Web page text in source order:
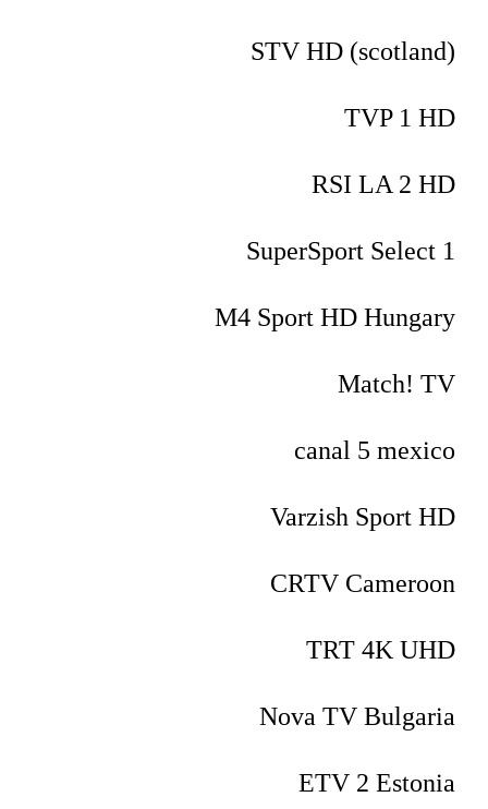
STV HD (scotland)
TVP 1 HD
RSI LA 2 HD
SuperSport Select 1
M4 Sport HD Hungary
Match! TV
canal 5 mexico
Varzish Sport HD
CRTV Cameroon
TRT 4K UHD
Nova TV Bulgaria
ETV 2 Estonia